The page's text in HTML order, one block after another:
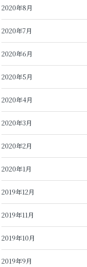
2020年8月
2020年7月
2020年6月
2020年5月
2020年4月
2020年3月
2020年2月
2020年1月
2019年12月
2019年11月
2019年10月
2019年9月